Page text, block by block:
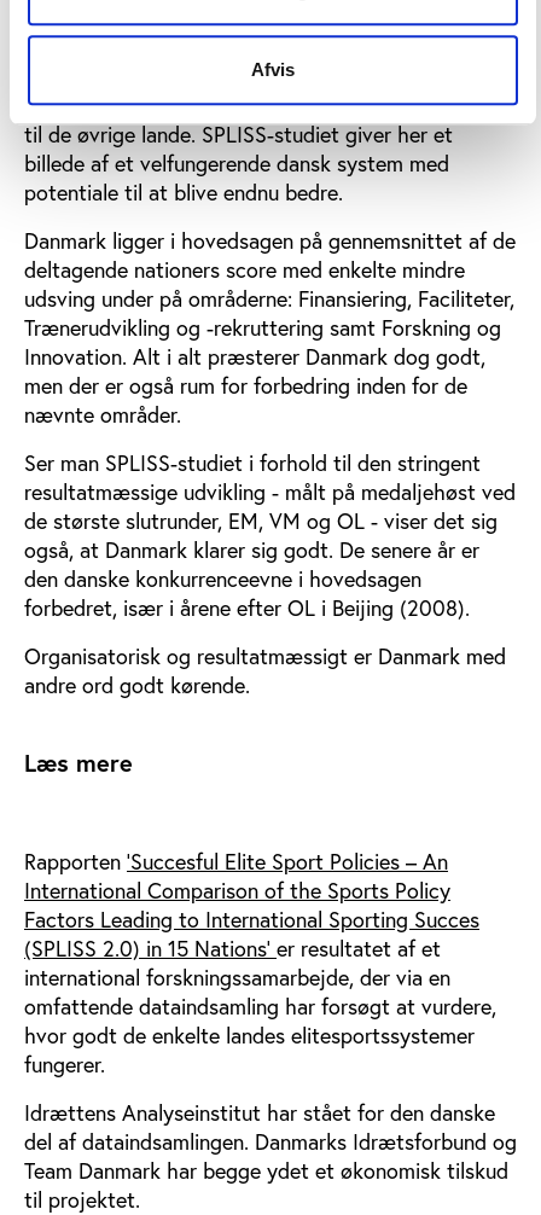
Afvis
Hvordan klarer Danmark sig?
Set fra et dansk synspunkt er det interessante
spørgsmål selvsagt, hvordan det danske
elitesportssystem præsterer organisatorisk i forhold
til de øvrige lande. SPLISS-studiet giver her et
billede af et velfungerende dansk system med
potentiale til at blive endnu bedre.
Danmark ligger i hovedsagen på gennemsnittet af de
deltagende nationers score med enkelte mindre
udsving under på områderne: Finansiering, Faciliteter,
Trænerudvikling og -rekruttering samt Forskning og
Innovation. Alt i alt præsterer Danmark dog godt,
men der er også rum for forbedring inden for de
nævnte områder.
Ser man SPLISS-studiet i forhold til den stringent
resultatmæssige udvikling - målt på medaljehøst ved
de største slutrunder, EM, VM og OL - viser det sig
også, at Danmark klarer sig godt. De senere år er
den danske konkurrenceevne i hovedsagen
forbedret, især i årene efter OL i Beijing (2008).
Organisatorisk og resultatmæssigt er Danmark med
andre ord godt kørende.
Læs mere
Rapporten ’Succesful Elite Sport Policies – An
International Comparison of the Sports Policy
Factors Leading to International Sporting Succes
(SPLISS 2.0) in 15 Nations’ er resultatet af et
international forskningssamarbejde, der via en
omfattende dataindsamling har forsøgt at vurdere,
hvor godt de enkelte landes elitesportssystemer
fungerer.
Idrættens Analyseinstitut har stået for den danske
del af dataindsamlingen. Danmarks Idrætsforbund og
Team Danmark har begge ydet et økonomisk tilskud
til projektet.